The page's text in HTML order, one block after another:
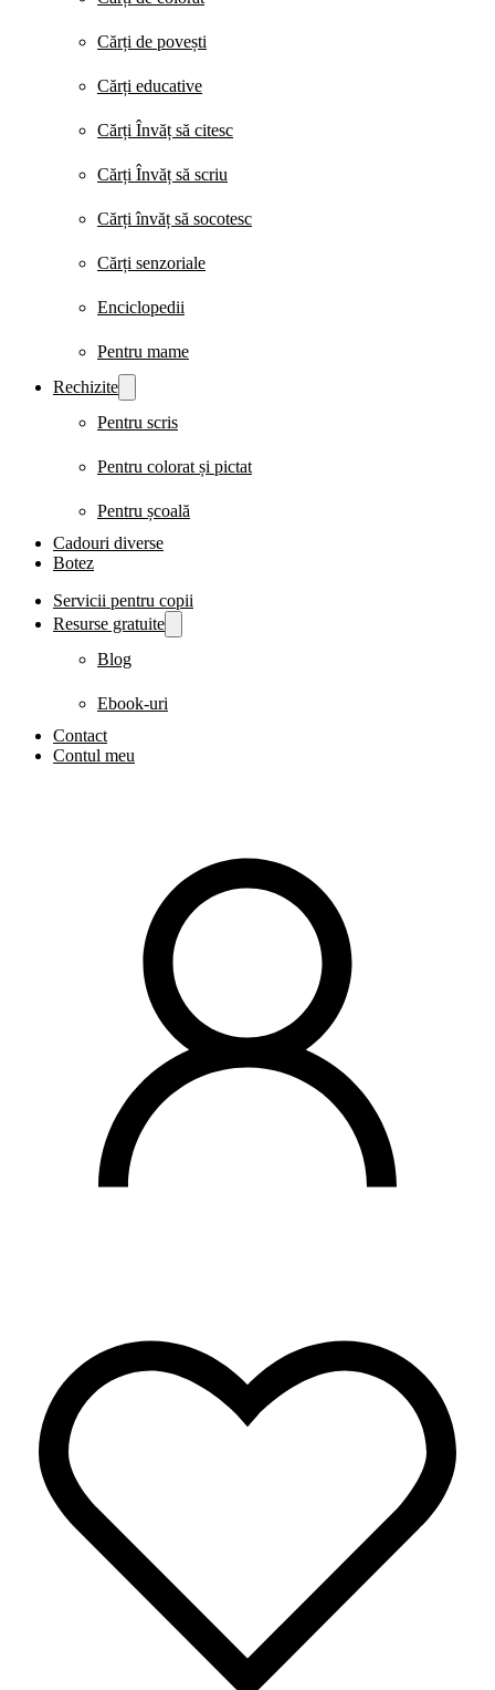
Cărți de povești
Cărți educative
Cărți Învăț să citesc
Cărți Învăț să scriu
Cărți învăț să socotesc
Cărți senzoriale
Enciclopedii
Pentru mame
Rechizite
Pentru scris
Pentru colorat și pictat
Pentru școală
Cadouri diverse
Botez
Servicii pentru copii
Resurse gratuite
Blog
Ebook-uri
Contact
Contul meu